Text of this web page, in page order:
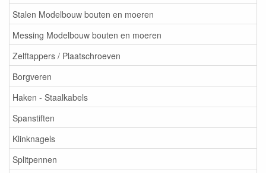
Stalen Modelbouw bouten en moeren
Messing Modelbouw bouten en moeren
Zelftappers / Plaatschroeven
Borgveren
Haken - Staalkabels
Spanstiften
Klinknagels
Splitpennen